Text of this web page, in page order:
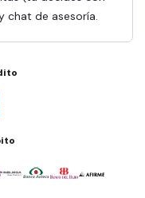
chat de asesoría.